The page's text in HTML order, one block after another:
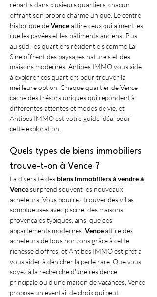
répartis dans plusieurs quartiers, chacun
offrant son propre charme unique. Le centre
historique de Vence attire ceux qui aiment les
ruelles pavées et les bâtiments anciens. Plus
au sud, les quartiers résidentiels comme La
Sine offrent des paysages naturels et des
maisons modernes. Antibes IMMO vous aide
à explorer ces quartiers pour trouver la
meilleure option. Chaque quartier de Vence
cache des trésors uniques qui répondent à
différentes attentes et modes de vie, et
Antibes IMMO est votre guide idéal pour
cette exploration.
Quels types de biens immobiliers
trouve-t-on à Vence ?
La diversité des biens immobiliers à vendre à
Vence surprend souvent les nouveaux
acheteurs. Vous pourrez trouver des villas
somptueuses avec piscine, des maisons
provençales typiques, ainsi que des
appartements modernes. Vence attire des
acheteurs de tous horizons grâce à cette
richesse d'offres, et Antibes IMMO est prêt à
vous aider à dénicher la perle rare. Que vous
soyez à la recherche d'une résidence
principale ou d'une maison de vacances, Vence
propose un éventail de choix qui peut